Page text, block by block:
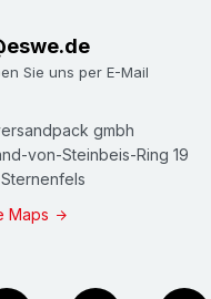
Sie uns per E-Mail
gmbh
von-Steinbeis-Ring 19
Maps